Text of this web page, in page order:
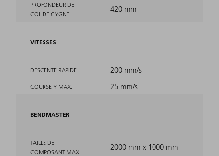
PROFONDEUR DE
COL DE CYGNE
420 mm
VITESSES
DESCENTE RAPIDE 200 mm/s
COURSE Y MAX. 25 mm/s
BENDMASTER
TAILLE DE
COMPOSANT MAX.
2000 mm x 1000 mm